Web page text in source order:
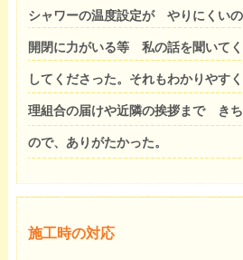
シャワーの温度設定が やりにくい
開閉に力がいる等 私の話を聞いて
してくださった。それもわかりやす
理組合の届けや近隣の挨拶まで き
ので、ありがたかった。
施工時の対応